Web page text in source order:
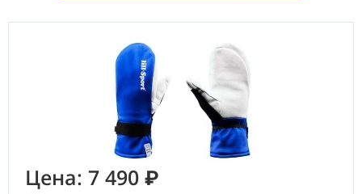
Цена: 7 490 ₽